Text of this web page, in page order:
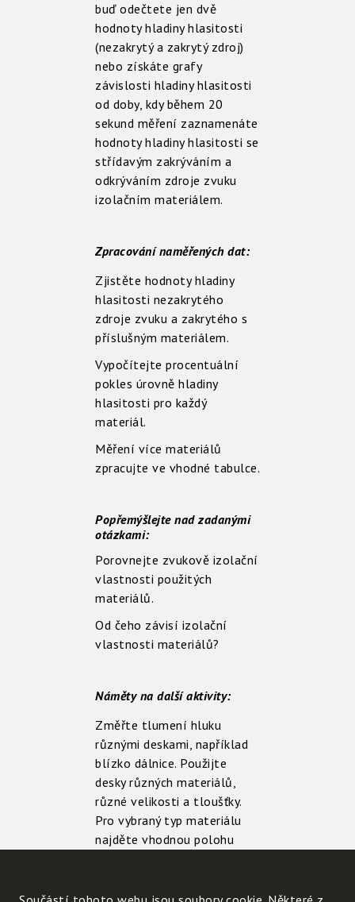
buď odečtete jen dvě
hodnoty hladiny hlasitosti
(nezakrytý a zakrytý zdroj)
nebo získáte grafy
závislosti hladiny hlasitosti
od doby, kdy během 20
sekund měření zaznamenáte
hodnoty hladiny hlasitosti se
střídavým zakrýváním a
odkrýváním zdroje zvuku
izolačním materiálem.
Zpracování naměřených dat:
Zjistěte hodnoty hladiny
hlasitosti nezakrytého
zdroje zvuku a zakrytého s
příslušným materiálem.
Vypočítejte procentuální
pokles úrovně hladiny
hlasitosti pro každý
materiál.
Měření více materiálů
zpracujte ve vhodné tabulce.
Popřemýšlejte nad zadanými
otázkami:
Porovnejte zvukově izolační
vlastnosti použitých
materiálů.
Od čeho závisí izolační
vlastnosti materiálů?
Náměty na další aktivity:
Změřte tlumení hluku
různými deskami, například
blízko dálnice. Použijte
desky různých materiálů,
různé velikosti a tloušťky.
Pro vybraný typ materiálu
najděte vhodnou polohu